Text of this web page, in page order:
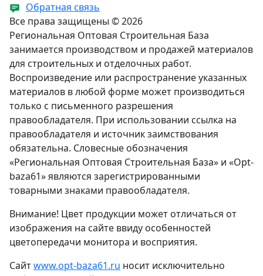
Обратная связь
Все права защищены © 2026
Региональная Оптовая Строительная База
занимается производством и продажей материалов
для строительных и отделочных работ.
Воспроизведение или распространение указанных
материалов в любой форме может производиться
только с письменного разрешения
правообладателя. При использовании ссылка на
правообладателя и источник заимствования
обязательна. Словесные обозначения
«Региональная Оптовая Строительная База» и «Opt-
baza61» являются зарегистрированными
товарными знаками правообладателя.
Внимание! Цвет продукции может отличаться от
изображения на сайте ввиду особенностей
цветопередачи монитора и восприятия.
Сайтwww.opt-baza61.ru носит исключительно